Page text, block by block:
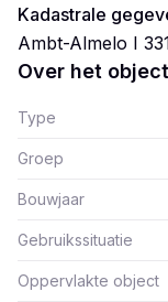
Kadastrale
Ambt-Almelo I
Over het object
Type
Groep
Bouwjaar
Gebruikssituatie
Oppervlakte object